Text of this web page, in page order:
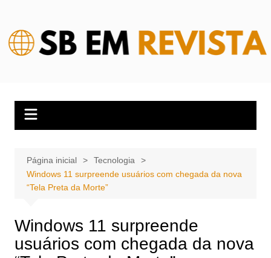
conteúdo
Página inicial
Tecnologia
Windows 11 surpreende usuários com chegada da nova
“Tela Preta da Morte”
Windows 11 surpreende
usuários com chegada da nova